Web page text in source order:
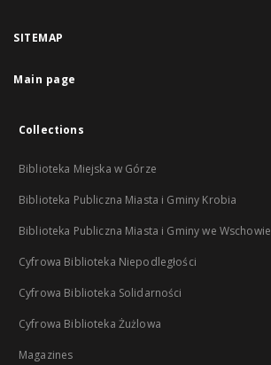
SITEMAP
Main page
Collections
Biblioteka Miejska w Górze
Biblioteka Publiczna Miasta i Gminy Krobia
Biblioteka Publiczna Miasta i Gminy we Wschowie
Cyfrowa Biblioteka Niepodległości
Cyfrowa Biblioteka Solidarności
Cyfrowa Biblioteka Żużlowa
Magazines